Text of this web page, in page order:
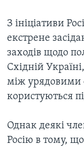
ВІКНО В
ПРАЙМ-ТАЙМ
ПОГЛЯД З
МИ В СОЦМЕРЕЖАХ
З ініціативи
екстрене
заходів щодо
Східній
між урядовими
користуються
Однак деякі
Росію в тому,